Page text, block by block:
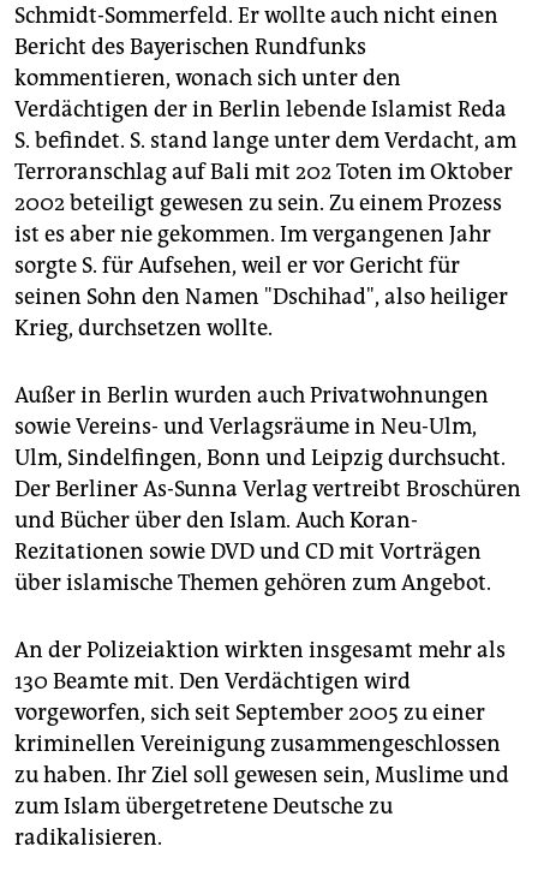
Schmidt-Sommerfeld. Er wollte auch nicht einen
Bericht des Bayerischen Rundfunks
kommentieren, wonach sich unter den
Verdächtigen der in Berlin lebende Islamist Reda
S. befindet. S. stand lange unter dem Verdacht, am
Terroranschlag auf Bali mit 202 Toten im Oktober
2002 beteiligt gewesen zu sein. Zu einem Prozess
ist es aber nie gekommen. Im vergangenen Jahr
sorgte S. für Aufsehen, weil er vor Gericht für
seinen Sohn den Namen "Dschihad", also heiliger
Krieg, durchsetzen wollte.
Außer in Berlin wurden auch Privatwohnungen
sowie Vereins- und Verlagsräume in Neu-Ulm,
Ulm, Sindelfingen, Bonn und Leipzig durchsucht.
Der Berliner As-Sunna Verlag vertreibt Broschüren
und Bücher über den Islam. Auch Koran-
Rezitationen sowie DVD und CD mit Vorträgen
über islamische Themen gehören zum Angebot.
An der Polizeiaktion wirkten insgesamt mehr als
130 Beamte mit. Den Verdächtigen wird
vorgeworfen, sich seit September 2005 zu einer
kriminellen Vereinigung zusammengeschlossen
zu haben. Ihr Ziel soll gewesen sein, Muslime und
zum Islam übergetretene Deutsche zu
radikalisieren.